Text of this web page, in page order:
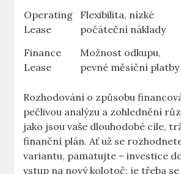
Operating
Lease
Flexibilita, nízké
počáteční náklady
Finance
Lease
Možnost odkupu,
pevné ⁣měsíční platby
Rozhodování o způsobu
pečlivou analýzu a zohlednění
jako jsou vaše dlouhodobé cíle,
finanční plán. Ať ​už se
variantu, pamatujte – investice
vstup na nový ​kolotoč; je třeba